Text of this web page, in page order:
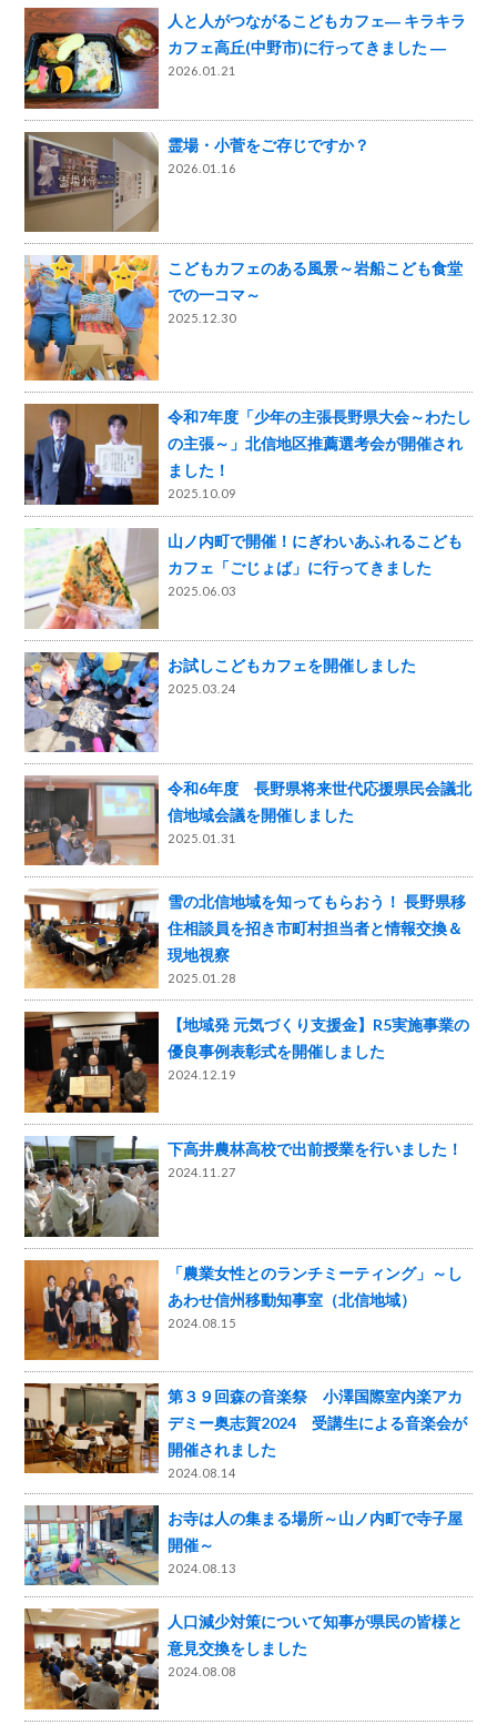
人と人がつながるこどもカフェ― キラキラ
カフェ高丘(中野市)に行ってきました ―
2026.01.21
霊場・小菅をご存じですか？
2026.01.16
こどもカフェのある風景～岩船こども食堂
での一コマ～
2025.12.30
令和7年度「少年の主張長野県大会～わたし
の主張～」北信地区推薦選考会が開催され
ました！
2025.10.09
山ノ内町で開催！にぎわいあふれるこども
カフェ「ごじょば」に行ってきました
2025.06.03
お試しこどもカフェを開催しました
2025.03.24
令和6年度 長野県将来世代応援県民会議北
信地域会議を開催しました
2025.01.31
雪の北信地域を知ってもらおう！ 長野県移
住相談員を招き市町村担当者と情報交換＆
現地視察
2025.01.28
【地域発 元気づくり支援金】R5実施事業の
優良事例表彰式を開催しました
2024.12.19
下高井農林高校で出前授業を行いました！
2024.11.27
「農業女性とのランチミーティング」～し
あわせ信州移動知事室（北信地域）
2024.08.15
第３９回森の音楽祭 小澤国際室内楽アカ
デミー奥志賀2024 受講生による音楽会が
開催されました
2024.08.14
お寺は人の集まる場所～山ノ内町で寺子屋
開催～
2024.08.13
人口減少対策について知事が県民の皆様と
意見交換をしました
2024.08.08